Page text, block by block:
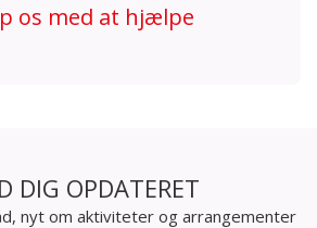
os med at hjælpe
DIG OPDATERET
nyt om aktiviteter og arrangementer